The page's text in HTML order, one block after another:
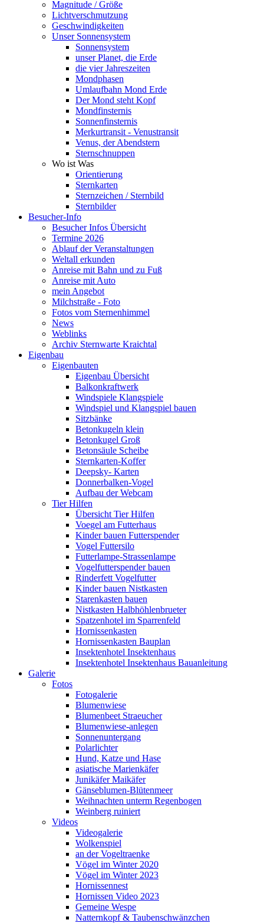
Magnitude / Größe
Lichtverschmutzung
Geschwindigkeiten
Unser Sonnensystem
Sonnensystem
unser Planet, die Erde
die vier Jahreszeiten
Mondphasen
Umlaufbahn Mond Erde
Der Mond steht Kopf
Mondfinsternis
Sonnenfinsternis
Merkurtransit - Venustransit
Venus, der Abendstern
Sternschnuppen
Wo ist Was
Orientierung
Sternkarten
Sternzeichen / Sternbild
Sternbilder
Besucher-Info
Besucher Infos Übersicht
Termine 2026
Ablauf der Veranstaltungen
Weltall erkunden
Anreise mit Bahn und zu Fuß
Anreise mit Auto
mein Angebot
Milchstraße - Foto
Fotos vom Sternenhimmel
News
Weblinks
Archiv Sternwarte Kraichtal
Eigenbau
Eigenbauten
Eigenbau Übersicht
Balkonkraftwerk
Windspiele Klangspiele
Windspiel und Klangspiel bauen
Sitzbänke
Betonkugeln klein
Betonkugel Groß
Betonsäule Scheibe
Sternkarten-Koffer
Deepsky- Karten
Donnerbalken-Vogel
Aufbau der Webcam
Tier Hilfen
Übersicht Tier Hilfen
Voegel am Futterhaus
Kinder bauen Futterspender
Vogel Futtersilo
Futterlampe-Strassenlampe
Vogelfutterspender bauen
Rinderfett Vogelfutter
Kinder bauen Nistkasten
Starenkasten bauen
Nistkasten Halbhöhlenbrueter
Spatzenhotel im Sparrenfeld
Hornissenkasten
Hornissenkasten Bauplan
Insektenhotel Insektenhaus
Insektenhotel Insektenhaus Bauanleitung
Galerie
Fotos
Fotogalerie
Blumenwiese
Blumenbeet Straeucher
Blumenwiese-anlegen
Sonnenuntergang
Polarlichter
Hund, Katze und Hase
asiatische Marienkäfer
Junikäfer Maikäfer
Gänseblumen-Blütenmeer
Weihnachten unterm Regenbogen
Weinberg ruiniert
Videos
Videogalerie
Wolkenspiel
an der Vogeltraenke
Vögel im Winter 2020
Vögel im Winter 2023
Hornissennest
Hornissen Video 2023
Gemeine Wespe
Natternkopf & Taubenschwänzchen